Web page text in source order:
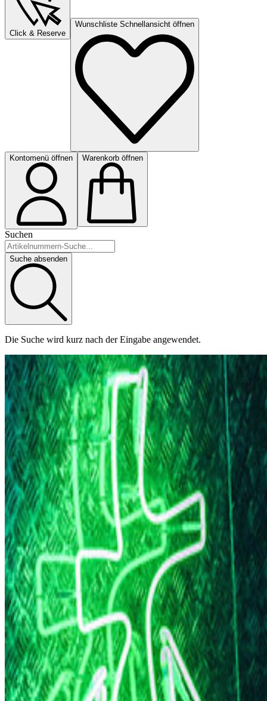
Click & Reserve
Wunschliste Schnellansicht öffnen
Kontomenü öffnen Warenkorb öffnen
Suchen
Suche absenden
Die Suche wird kurz nach der Eingabe angewendet.